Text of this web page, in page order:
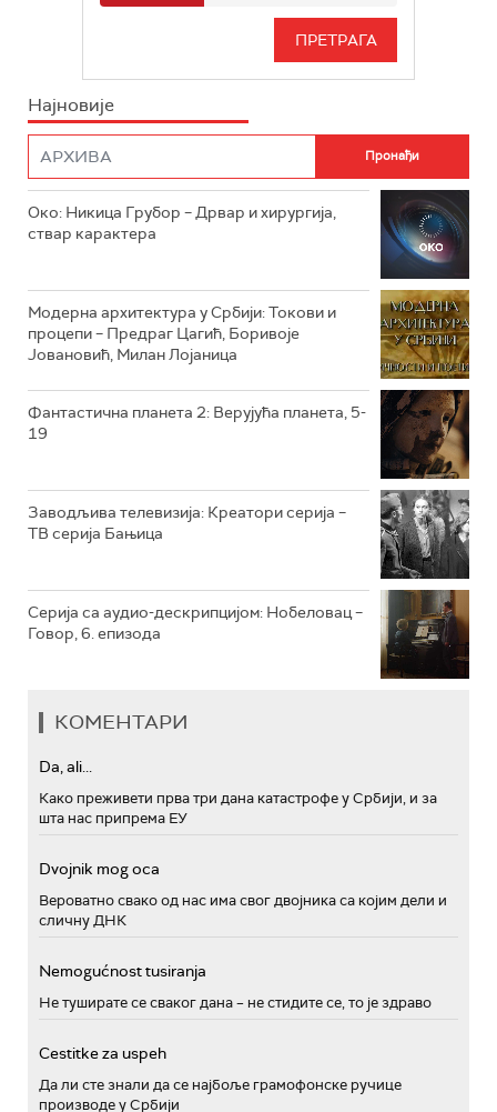
РТС 3
РТС ЖИВОТ
РТС КОЛО
ИНФО
Најновије
Око: Никица Грубор – Дрвар и хирургија,
ствар карактера
Модерна архитектура у Србији: Токови и
процепи – Предраг Цагић, Боривоје
Јовановић, Милан Лојаница
Фантастична планета 2: Верујућа планета, 5-
19
Заводљива телевизија: Креатори серија –
ТВ серија Бањица
Серија са аудио-дескрипцијом: Нобеловац –
Говор, 6. епизода
КОМЕНТАРИ
Da, ali...
Како преживети прва три дана катастрофе у Србији, и за
шта нас припрема ЕУ
Dvojnik mog oca
Вероватно свако од нас има свог двојника са којим дели и
сличну ДНК
Nemogućnost tusiranja
Не туширате се сваког дана – не стидите се, то је здраво
Cestitke za uspeh
Да ли сте знали да се најбоље грамофонске ручице
производе у Србији